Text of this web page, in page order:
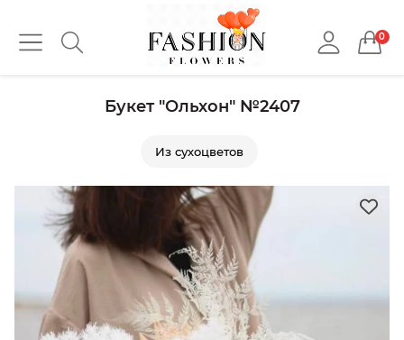
0
Букет "Ольхон" №2407
Из сухоцветов